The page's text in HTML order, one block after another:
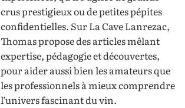
crus prestigieux ou de petites pépites
confidentielles. Sur La Cave Lanrezac,
Thomas propose des articles mêlant
expertise, pédagogie et découvertes,
pour aider aussi bien les amateurs que
les professionnels à mieux comprendre
l’univers fascinant du vin.